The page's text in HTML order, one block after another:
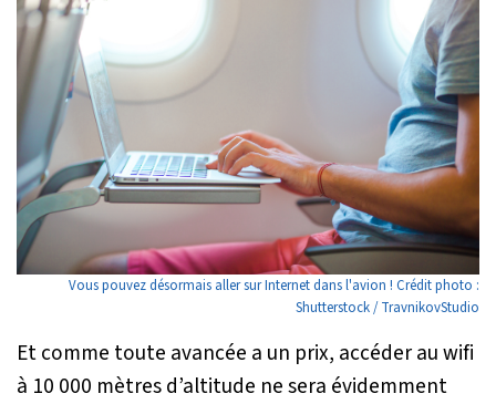
Vous pouvez désormais aller sur Internet dans l'avion ! Crédit photo :
Shutterstock / TravnikovStudio
Et comme toute avancée a un prix, accéder au wifi
à 10 000 mètres d’altitude ne sera évidemment